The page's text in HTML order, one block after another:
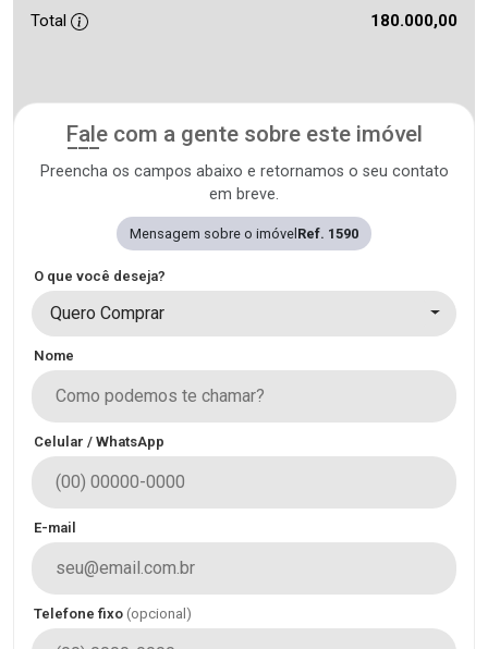
Total 180.000,00
Fale com a gente sobre este imóvel
Preencha os campos abaixo e retornamos o seu contato
em breve.
Mensagem sobre o imóvelRef. 1590
O que você deseja?
Quero Comprar
Nome
Celular / WhatsApp
E-mail
Telefone fixo (opcional)